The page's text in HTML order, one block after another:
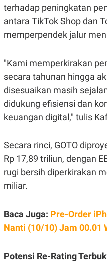
E
M
Y
S
E
.
I
A
G
G
A
N
N
T
A
K
I
E
J
A
M
E
N
E
P
A
R
A
D
V
T
I
S
terhadap peningkatan
antara TikTok Shop dan
memperpendek jalur
"Kami memperkirakan
secara tahunan hingga
disesuaikan masih
didukung efisiensi dan
keuangan digital," tulis
Secara rinci, GOTO
Rp 17,89 triliun, dengan
rugi bersih diperkirakan
miliar.
Baca Juga: Pre-Order
Nanti (10/10) Jam 00.01
Potensi Re-Rating